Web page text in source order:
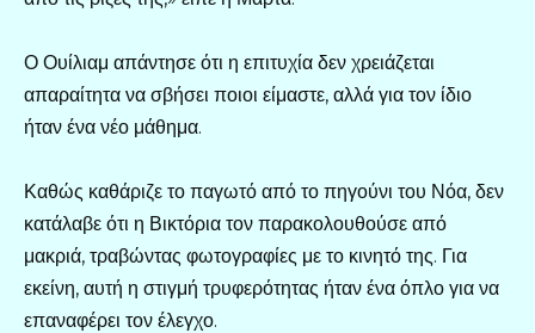
Ο Ουίλιαμ απάντησε ότι η επιτυχία δεν χρειάζεται
απαραίτητα να σβήσει ποιοι είμαστε, αλλά για τον ίδιο
ήταν ένα νέο μάθημα.
Καθώς καθάριζε το παγωτό από το πηγούνι του Νόα, δεν
κατάλαβε ότι η Βικτόρια τον παρακολουθούσε από
μακριά, τραβώντας φωτογραφίες με το κινητό της. Για
εκείνη, αυτή η στιγμή τρυφερότητας ήταν ένα όπλο για να
επαναφέρει τον έλεγχο.